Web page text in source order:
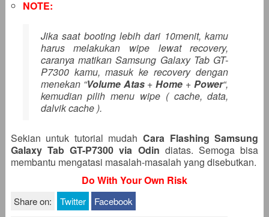
NOTE:
Jika saat booting lebih dari 10menit, kamu
harus melakukan wipe lewat recovery,
caranya matikan Samsung Galaxy Tab GT-
P7300 kamu, masuk ke recovery dengan
menekan “Volume Atas+Home +Power“,
kemudian pilih menu wipe ( cache, data,
dalvik cache ).
Sekian untuk tutorial mudahCara Flashing Samsung
Galaxy Tab GT-P7300 via Odin diatas. Semoga bisa
membantu mengatasi masalah-masalah yang disebutkan.
Do With Your Own Risk
Share on: Twitter Facebook